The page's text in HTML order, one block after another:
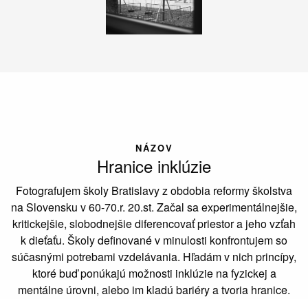
NÁZOV
Hranice inklúzie
Fotografujem školy Bratislavy z obdobia reformy školstva
na Slovensku v 60-70.r. 20.st. Začal sa experimentálnejšie,
kritickejšie, slobodnejšie diferencovať priestor a jeho vzťah
k dieťaťu. Školy definované v minulosti konfrontujem so
súčasnými potrebami vzdelávania. Hľadám v nich princípy,
ktoré buď ponúkajú možnosti inklúzie na fyzickej a
mentálne úrovni, alebo im kladú bariéry a tvoria hranice.